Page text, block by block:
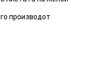
производот